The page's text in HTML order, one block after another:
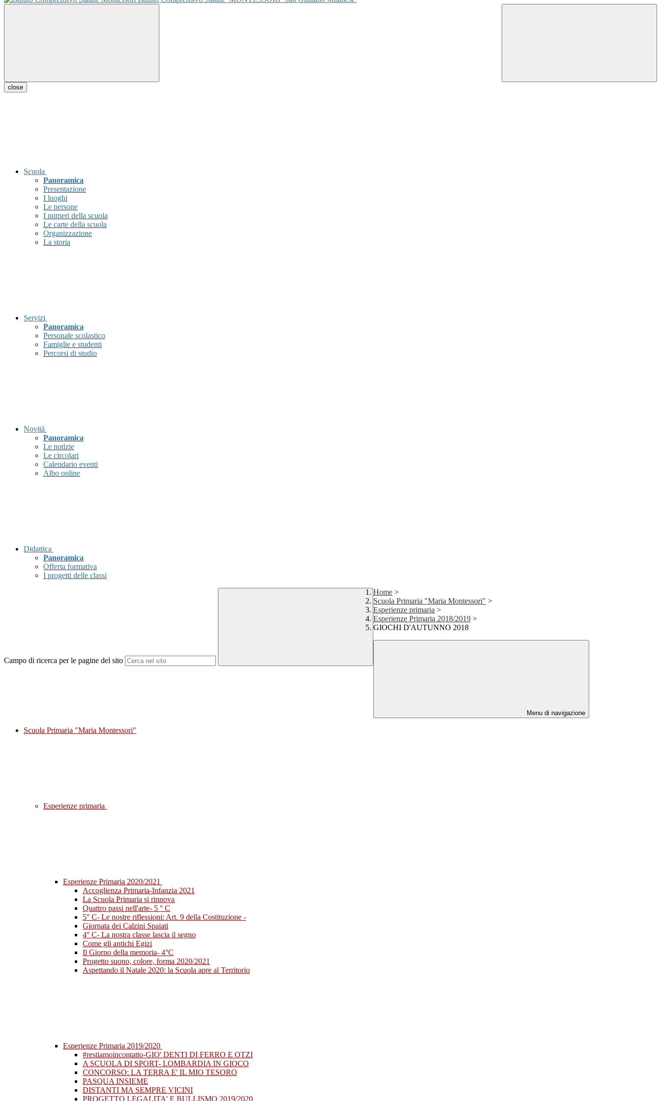
close
Scuola
Panoramica
Presentazione
I luoghi
Le persone
I numeri della scuola
Le carte della scuola
Organizzazione
La storia
Servizi
Panoramica
Personale scolastico
Famiglie e studenti
Percorsi di studio
Novità
Panoramica
Le notizie
Le circolari
Calendario eventi
Albo online
Didattica
Panoramica
Offerta formativa
I progetti delle classi
Campo di ricerca per le pagine del sito
Home >
Scuola Primaria "Maria Montessori" >
Esperienze primaria >
Esperienze Primaria 2018/2019 >
GIOCHI D'AUTUNNO 2018
Menu di navigazione
Scuola Primaria "Maria Montessori"
Esperienze primaria
Esperienze Primaria 2020/2021
Accoglienza Primaria-Infanzia 2021
La Scuola Primaria si rinnova
Quattro passi nell'arte- 5 ° C
5° C- Le nostre riflessioni: Art. 9 della Costituzione -
Giornata dei Calzini Spaiati
4° C- La nostra classe lascia il segno
Come gli antichi Egizi
Il Giorno della memoria- 4°C
Progetto suono, colore, forma 2020/2021
Aspettando il Natale 2020: la Scuola apre al Territorio
Esperienze Primaria 2019/2020
#restiamoincontatto-GIO' DENTI DI FERRO E OTZI
A SCUOLA DI SPORT- LOMBARDIA IN GIOCO
CONCORSO: LA TERRA E' IL MIO TESORO
PASQUA INSIEME
DISTANTI MA SEMPRE VICINI
PROGETTO LEGALITA' E BULLISMO 2019/2020